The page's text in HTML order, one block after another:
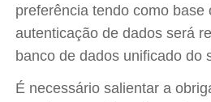
preferência tendo como base
autenticação de dados será
banco de dados unificado do
É necessário salientar a